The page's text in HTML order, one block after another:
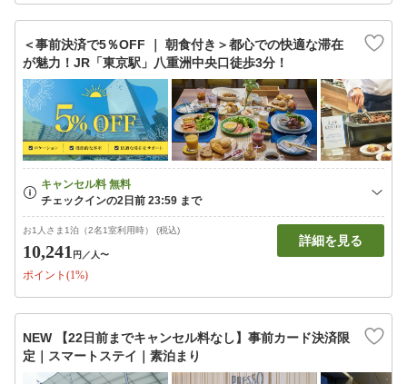
＜事前決済で5％OFF ｜ 朝食付き＞都心での快適な滞在
が魅力！JR「東京駅」八重洲中央口徒歩3分！
お1人さま1泊（2名1室利用時） (税込)
10,241 円 ／人〜
ポイント(1%)
詳細を見る
NEW 【22日前までキャンセル料なし】事前カード決済限
定｜スマートステイ｜素泊まり